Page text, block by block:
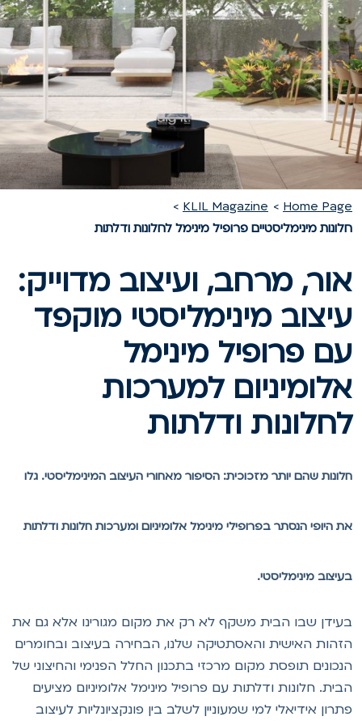
Home
KLIL Magazine
מינימליסטיים פרופיל מינימל לחלונות ודלתות
מרחב, ועיצוב מדוייק:
מינימליסטי מוקפד
פרופיל מינימל
למערכות
ודלתות
שהם יותר מזכוכית: הסיפור מאחורי העיצוב המינימליסטי. גלו
היופי הנסתר בפרופילי מינימל אלומיניום ומערכות חלונות ודלתות
מינימליסטי.
שבו הבית משקף לא רק את מקום מגורינו אלא גם את
האישית והאסתטיקה שלנו, הבחירה בעיצוב ובחומרים
תופסת מקום מרכזי בתכנון החלל הפנימי והחיצוני של
חלונות ודלתות עם פרופיל מינימל אלומיניום מציעים
אידיאלי למי שמעוניין לשלב בין פונקציונליות לעיצוב